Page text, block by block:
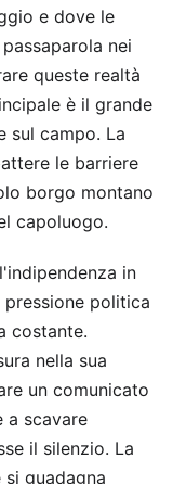
e dove le
nei
queste realtà
è il grande
sul campo. La
le barriere
borgo montano
capoluogo.
in
politica
costante.
nella sua
un comunicato
a scavare
il silenzio. La
guadagna